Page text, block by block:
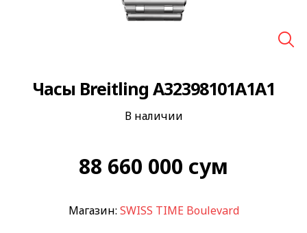
Часы Breitling A32398101A1A1
В наличии
88 660 000 сум
Магазин: SWISS TIME Boulevard